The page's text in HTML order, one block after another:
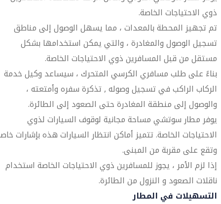
ذوي الاحتياجات الخاصة.
تم تجهيز المحطة بالمعدات ، مما يسهل الوصول إلى مناطق
تسجيل الوصول والمغادرة ، والتي يمكن استخدامها بشكل
مستقل من قبل المسافرين ذوي الاحتياجات الخاصة.
بناءً على طلب مسافري الكرسي المتحرك ، سيساعد وكيل خدمة
الركاب الراكب في تسجيل وصوله , تذكرة سفره وأمتعته ،
والوصول إلى منطقة المغادرة حتى الصعود إلى الطائرة.
يوفر مطار سوتشي مساحة مجانية لوقوف السيارات لذوي
الاحتياجات الخاصة. تتميز أماكن انتظار السيارات هذه بإشارات
وتقع على مقربة من المبنى.
إذا لزم الأمر ، يجوز للمسافرين ذوي الاحتياجات الخاصة استخدام
ناقلات الصعود و النزول من الطائرة.
التسهيلات في المطار